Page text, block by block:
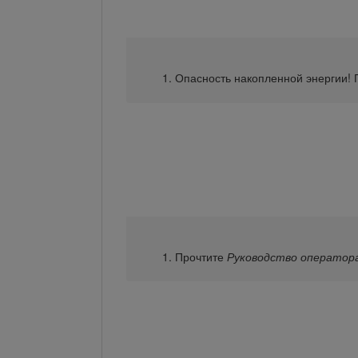
Опасность накопленной энергии!
Прочтите Руководство